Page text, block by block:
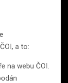
a to:
na webu ČOI.